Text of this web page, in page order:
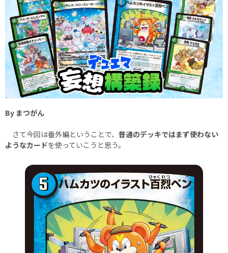
By まつがん
さて今回は番外編ということで、 普通のデッキではまず使わない
ようなカードを使っていこうと思う。